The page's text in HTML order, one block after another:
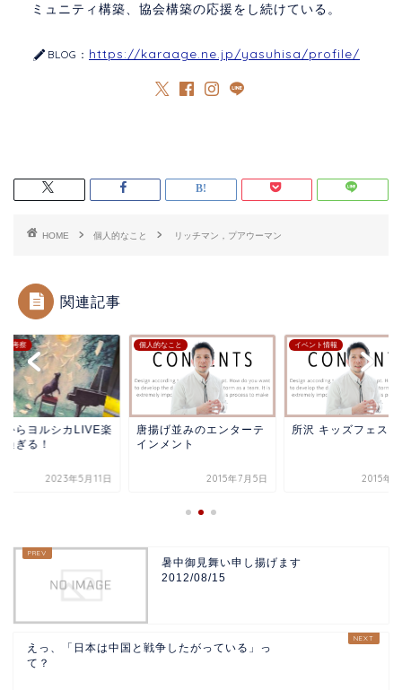
ミュニティ構築、協会構築の応援をし続けている。
BLOG： https://karaage.ne.jp/yasuhisa/profile/
HOME 個人的なこと リッチマン，プアウーマン
関連記事
カ考察
からヨルシカLIVE楽
過ぎる！
2023年5月11日
個人的なこと
唐揚げ並みのエンターテ
インメント
2015年7月5日
イベント情報
所沢 キッズフェスタ
2015年8
暑中御見舞い申し揚げます
2012/08/15
えっ、「日本は中国と戦争したがっている」っ
て？